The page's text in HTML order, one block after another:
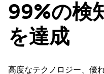
99%の検
を達成
高度なテクノロジー、優